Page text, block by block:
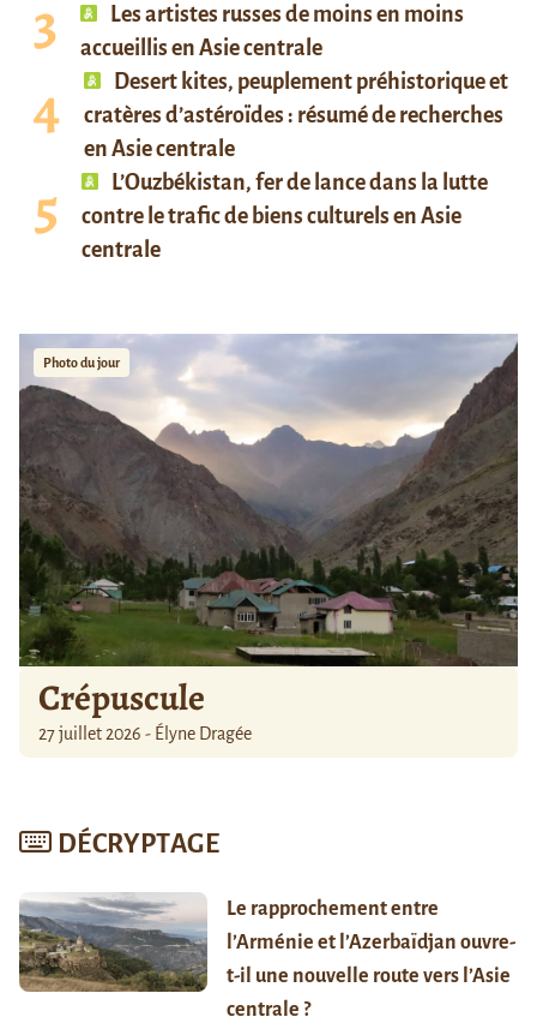
Les artistes russes de moins en moins
accueillis en Asie centrale
Desert kites, peuplement préhistorique et
cratères d’astéroïdes : résumé de recherches
en Asie centrale
L’Ouzbékistan, fer de lance dans la lutte
contre le trafic de biens culturels en Asie
centrale
Photo du jour
Crépuscule
27 juillet 2026 - Élyne Dragée
DÉCRYPTAGE
Le rapprochement entre
l’Arménie et l’Azerbaïdjan ouvre-
t-il une nouvelle route vers l’Asie
centrale ?